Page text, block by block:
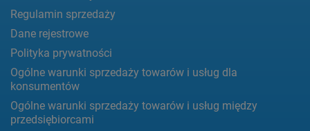
Regulamin sprzedaży
Dane rejestrowe
Polityka prywatności
Ogólne warunki sprzedaży towarów i usług dla
konsumentów
Ogólne warunki sprzedaży towarów i usług między
przedsiębiorcami